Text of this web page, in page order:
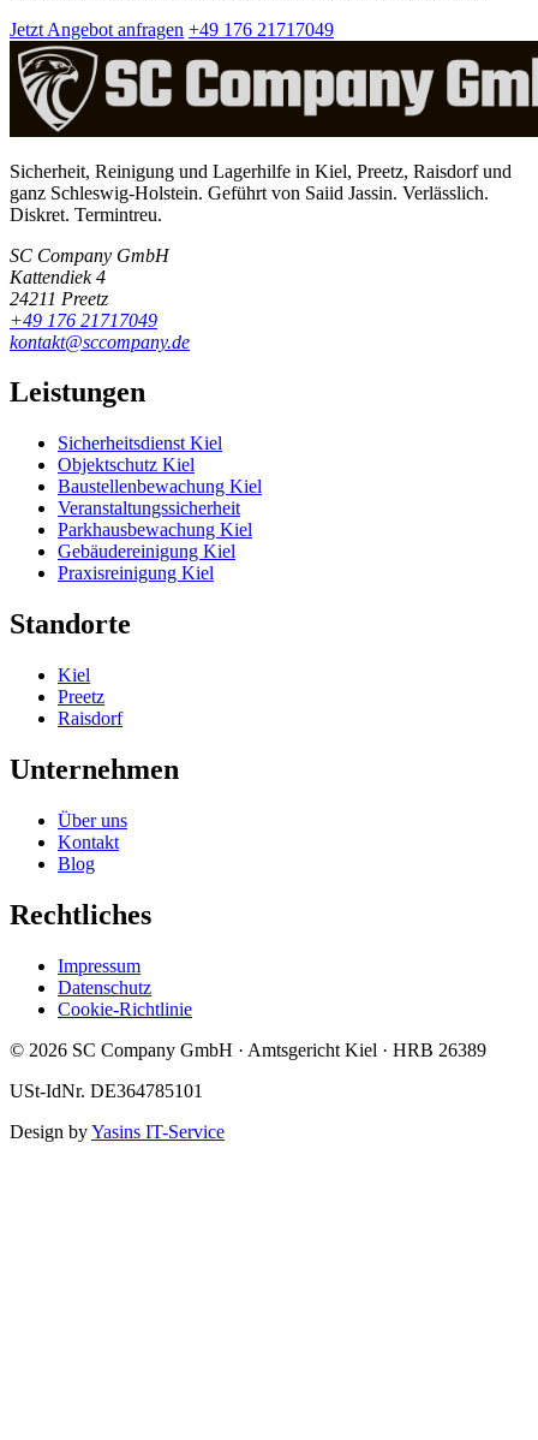
Jetzt Angebot anfragen +49 176 21717049
Sicherheit, Reinigung und Lagerhilfe in Kiel, Preetz, Raisdorf und
ganz Schleswig-Holstein. Geführt von Saiid Jassin. Verlässlich.
Diskret. Termintreu.
SC Company GmbH
Kattendiek 4
24211 Preetz
+49 176 21717049
kontakt@sccompany.de
Leistungen
Sicherheitsdienst Kiel
Objektschutz Kiel
Baustellenbewachung Kiel
Veranstaltungssicherheit
Parkhausbewachung Kiel
Gebäudereinigung Kiel
Praxisreinigung Kiel
Standorte
Kiel
Preetz
Raisdorf
Unternehmen
Über uns
Kontakt
Blog
Rechtliches
Impressum
Datenschutz
Cookie-Richtlinie
© 2026 SC Company GmbH · Amtsgericht Kiel · HRB 26389
USt-IdNr. DE364785101
Design byYasins IT-Service